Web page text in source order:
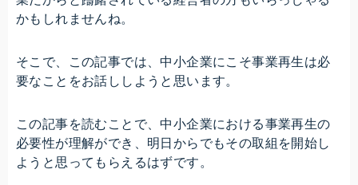
かもしれませんね。
そこで、この記事では、中小企業にこそ事業再生は必
要なことをお話ししようと思います。
この記事を読むことで、中小企業における事業再生の
必要性が理解ができ、明日からでもその取組を開始し
ようと思ってもらえるはずです。